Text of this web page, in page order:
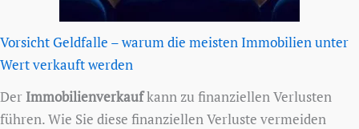
Vorsicht Geldfalle – warum die meisten Immobilien unter
Wert verkauft werden
Der Immobilienverkaufkann zu finanziellen Verlusten
führen. Wie Sie diese finanziellen Verluste vermeiden